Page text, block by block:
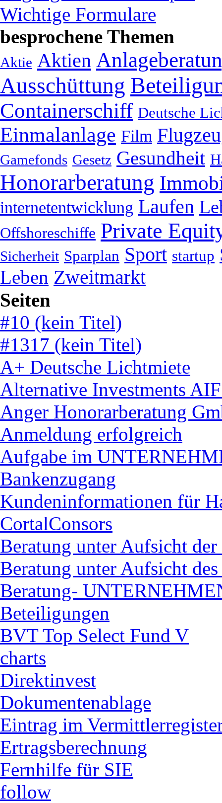
Wichtige Formulare
besprochene Themen
Aktie Aktien
Ausschüttung
Containerschiff Deutsche
Einmalanlage Film
Gamefonds Gesetz Gesundheit
Honorarberatung
internetentwicklung Laufen
Offshoreschiffe Private
Sicherheit Sparplan Sport startup
Leben Zweitmarkt
Seiten
#10 (kein Titel)
#1317 (kein Titel)
A+ Deutsche Lichtmiete
Alternative Investments
Anger Honorarberatung
Anmeldung erfolgreich
Aufgabe im
Bankenzugang
Kundeninformationen für
CortalConsors
Beratung unter Aufsicht
Beratung unter Aufsicht des
Beratung-
Beteiligungen
BVT Top Select Fund V
charts
Direktinvest
Dokumentenablage
Eintrag im
Ertragsberechnung
Fernhilfe für SIE
follow